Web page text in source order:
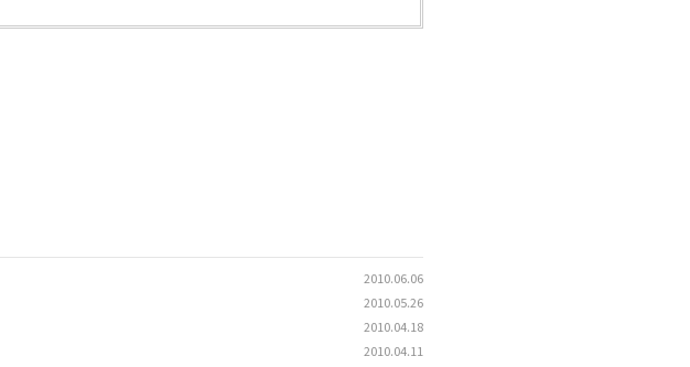
2010.06.06
2010.05.26
2010.04.18
2010.04.11